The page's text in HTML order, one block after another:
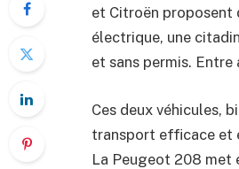
et Citroën proposent
électrique, une
et sans permis.
Ces deux véhicules,
transport efficace et
La Peugeot 208 met